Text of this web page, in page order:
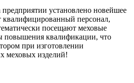
установлено новейшее
квалифицированный персонал,
посещают меховые
повышения квалификации, что
при изготовлении
меховых изделий!